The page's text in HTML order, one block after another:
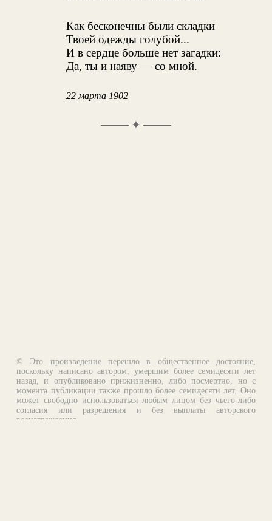
Как бесконечны были складки
Твоей одежды голубой...
И в сердце больше нет загадки:
Да, ты и наяву — со мной.
22 марта 1902
✦
© Это произведение перешло в общественное достояние,
поскольку написано автором, умершим более семидесяти лет
назад, и опубликовано прижизненно, либо посмертно, но с
момента публикации также прошло более семидесяти лет. Оно
может свободно использоваться любым лицом без чьего-либо
согласия или разрешения и без выплаты авторского
вознаграждения.